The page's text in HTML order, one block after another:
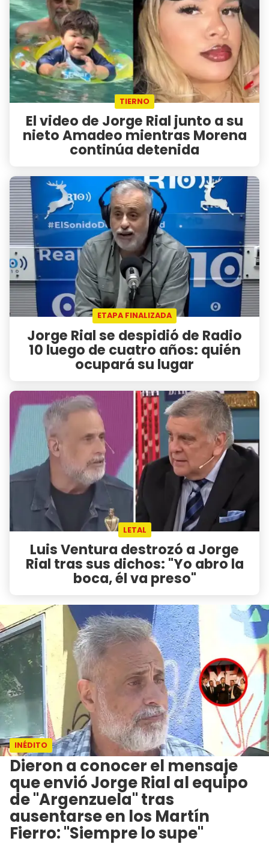
TIERNO
El video de Jorge Rial junto a su
nieto Amadeo mientras Morena
continúa detenida
ETAPA FINALIZADA
Jorge Rial se despidió de Radio
10 luego de cuatro años: quién
ocupará su lugar
LETAL
Luis Ventura destrozó a Jorge
Rial tras sus dichos: "Yo abro la
boca, él va preso"
INÉDITO
Dieron a conocer el mensaje
que envió Jorge Rial al equipo
de "Argenzuela" tras
ausentarse en los Martín
Fierro: "Siempre lo supe"